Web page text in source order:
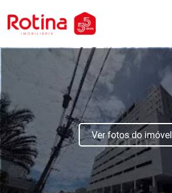
Ver fotos do imóvel